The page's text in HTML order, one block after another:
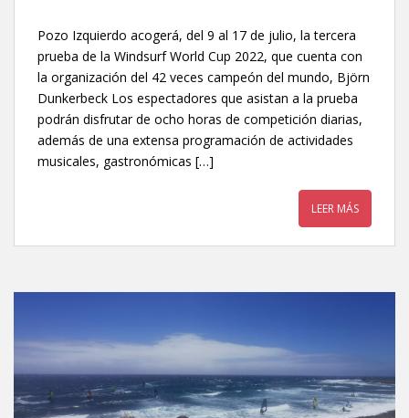
Pozo Izquierdo acogerá, del 9 al 17 de julio, la tercera
prueba de la Windsurf World Cup 2022, que cuenta con
la organización del 42 veces campeón del mundo, Björn
Dunkerbeck Los espectadores que asistan a la prueba
podrán disfrutar de ocho horas de competición diarias,
además de una extensa programación de actividades
musicales, gastronómicas […]
LEER MÁS